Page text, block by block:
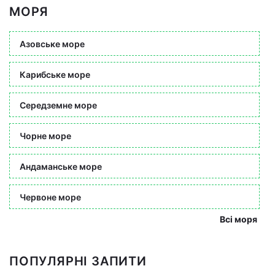
МОРЯ
Азовське море
Карибське море
Середземне море
Чорне море
Андаманське море
Червоне море
Всі моря
ПОПУЛЯРНІ ЗАПИТИ